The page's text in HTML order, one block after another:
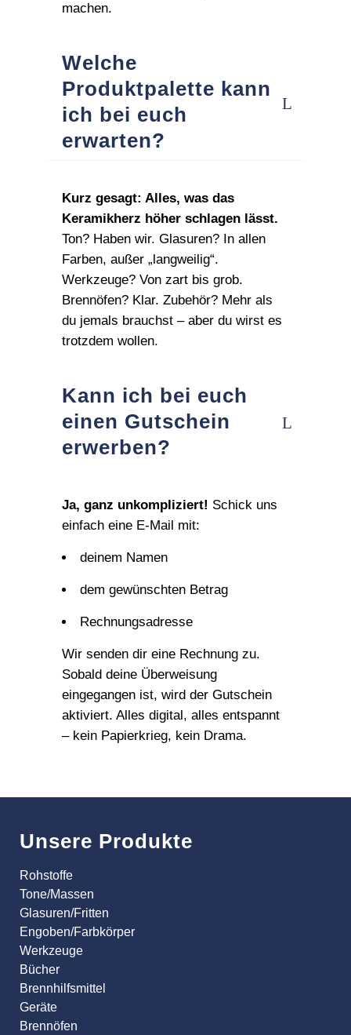
machen.
Welche
Produktpalette kann
ich bei euch
erwarten?
Kurz gesagt: Alles, was das
Keramikherz höher schlagen lässt.
Ton? Haben wir. Glasuren? In allen
Farben, außer „langweilig“.
Werkzeuge? Von zart bis grob.
Brennöfen? Klar. Zubehör? Mehr als
du jemals brauchst – aber du wirst es
trotzdem wollen.
Kann ich bei euch
einen Gutschein
erwerben?
Ja, ganz unkompliziert! Schick uns
einfach eine E‑Mail mit:
deinem Namen
dem gewünschten Betrag
Rechnungsadresse
Wir senden dir eine Rechnung zu.
Sobald deine Überweisung
eingegangen ist, wird der Gutschein
aktiviert. Alles digital, alles entspannt
– kein Papierkrieg, kein Drama.
Unsere Produkte
Rohstoffe
Tone/Massen
Glasuren/Fritten
Engoben/Farbkörper
Werkzeuge
Bücher
Brennhilfsmittel
Geräte
Brennöfen